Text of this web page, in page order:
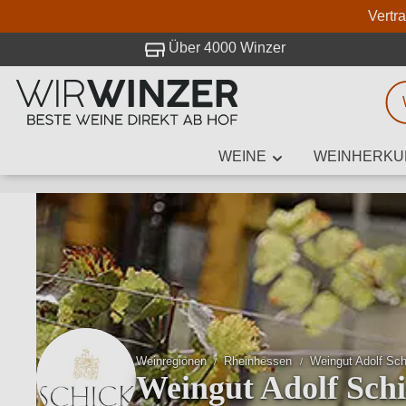
Über 4000 Winzer
WEINE
Weinregionen Rheinhessen Weingut Adolf
Weingut Adolf
Weinsuche
Mindestens 3
bei WirWinzer.